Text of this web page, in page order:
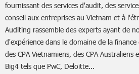
fournissant des services d'audit, des
conseil aux entreprises au Vietnam et à
Auditing rassemble des experts ayant de
d'expérience dans le domaine de la
des CPA Vietnamiens, des CPA Australiens
Big4 tels que PwC, Deloitte...